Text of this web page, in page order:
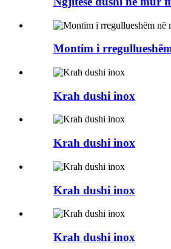
Montim i
Krah dushi inox
Krah dushi inox
Krah dushi inox
Krah dushi inox